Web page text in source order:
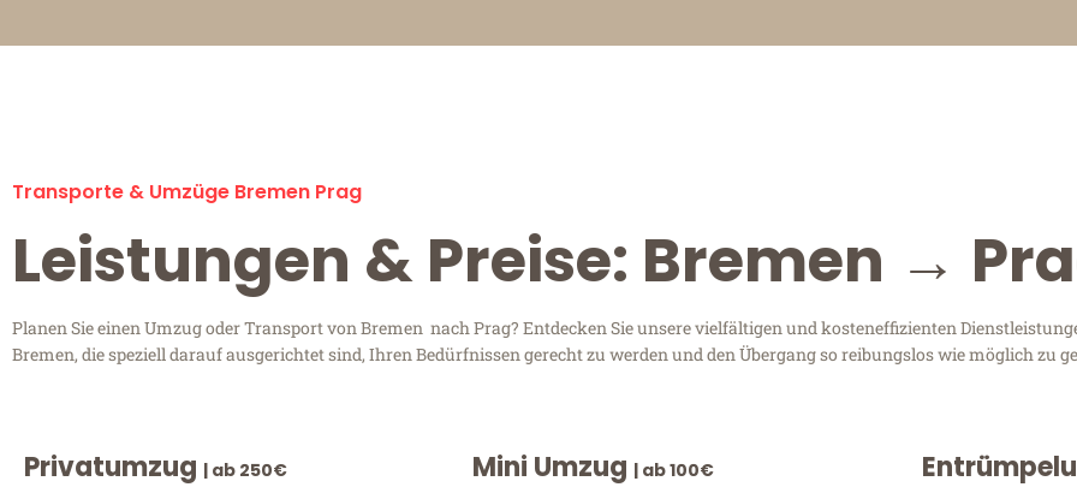
Transporte & Umzüge Bremen Prag
Leistungen & Preise: Bremen →
Planen Sie einen Umzug oder Transport von Bremen nach Prag? Entdecken Sie unsere vielfältigen und kosteneffizienten
Bremen, die speziell darauf ausgerichtet sind, Ihren Bedürfnissen gerecht zu werden und den Übergang so reibungslos wie möglich zu
Privatumzug | ab 250€ Mini Umzug | ab 100€